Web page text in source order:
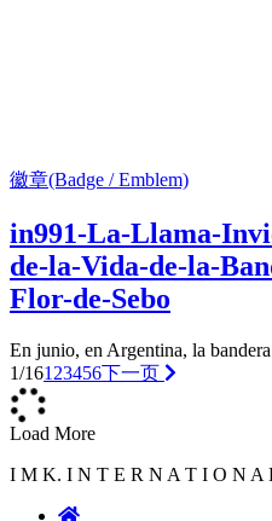
徽章(Badge / Emblem)
in991-La-Llama-
de-la-Vida-de-la-
Flor-de-Sebo
En junio, en Argentina, la
1/161 23456下一页
Load More
I M K. I N T E R N A T I O N A